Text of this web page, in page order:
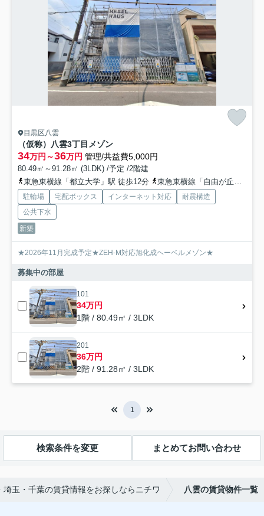
目黒区八雲
（仮称）八雲3丁目メゾン
34万円～36万円 管理/共益費5,000円
80.49㎡～91.28㎡ (3LDK) /予定 /2階建
東急東横線「都立大学」駅 徒歩12分
東急東横線「自由が丘」駅 徒歩15分
駐輪場 宅配ボックス インターネット対応
耐震構造
公共下水
新築
★2026年11月完成予定★ZEH-M対応旭化成ヘーベルメゾン★
募集中の部屋
101
34万円
1階 / 80.49㎡ / 3LDK
201
36万円
2階 / 91.28㎡ / 3LDK
1
検索条件を変更 まとめてお問い合わせ
埼玉・千葉の賃貸情報をお探しならニチワ 八雲の賃貸物件一覧